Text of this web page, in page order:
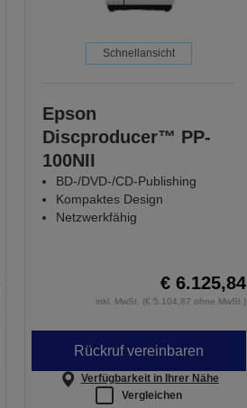
Schnellansicht
Epson
Discproducer™ PP-
100NII
BD-/DVD-/CD-Publishing
Kompaktes Design
Netzwerkfähig
€ 6.125,84
inkl. MwSt. (€ 5.104,87 ohne MwSt.)
Rückruf vereinbaren
Verfügbarkeit in Ihrer Nähe
Vergleichen